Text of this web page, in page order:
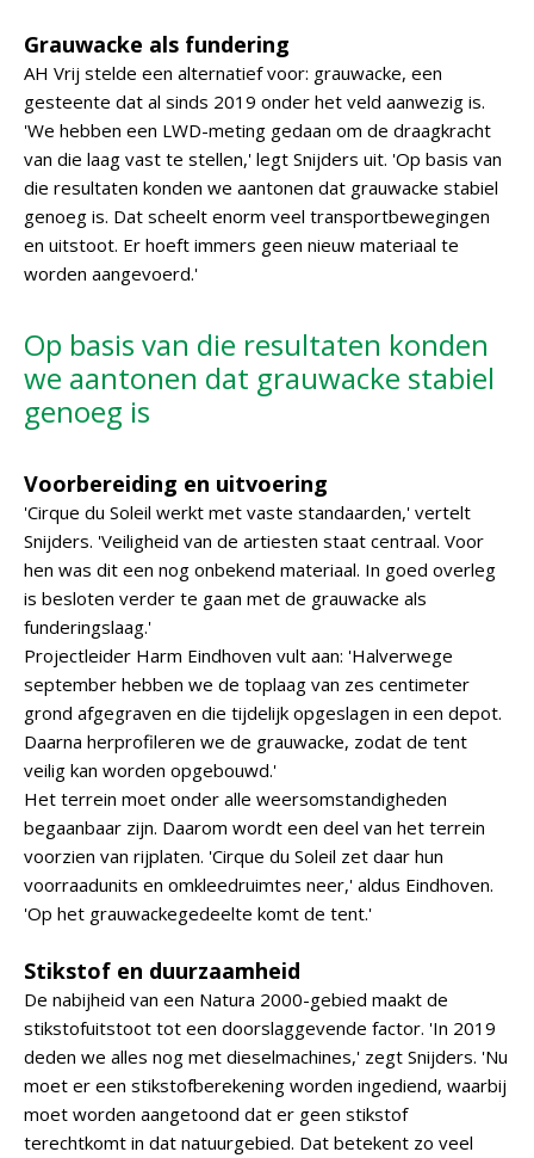
Grauwacke als fundering
AH Vrij stelde een alternatief voor: grauwacke, een
gesteente dat al sinds 2019 onder het veld aanwezig is.
'We hebben een LWD-meting gedaan om de draagkracht
van die laag vast te stellen,' legt Snijders uit. 'Op basis van
die resultaten konden we aantonen dat grauwacke stabiel
genoeg is. Dat scheelt enorm veel transportbewegingen
en uitstoot. Er hoeft immers geen nieuw materiaal te
worden aangevoerd.'
Op basis van die resultaten konden
we aantonen dat grauwacke stabiel
genoeg is
Voorbereiding en uitvoering
'Cirque du Soleil werkt met vaste standaarden,' vertelt
Snijders. 'Veiligheid van de artiesten staat centraal. Voor
hen was dit een nog onbekend materiaal. In goed overleg
is besloten verder te gaan met de grauwacke als
funderingslaag.'
Projectleider Harm Eindhoven vult aan: 'Halverwege
september hebben we de toplaag van zes centimeter
grond afgegraven en die tijdelijk opgeslagen in een depot.
Daarna herprofileren we de grauwacke, zodat de tent
veilig kan worden opgebouwd.'
Het terrein moet onder alle weersomstandigheden
begaanbaar zijn. Daarom wordt een deel van het terrein
voorzien van rijplaten. 'Cirque du Soleil zet daar hun
voorraadunits en omkleedruimtes neer,' aldus Eindhoven.
'Op het grauwackegedeelte komt de tent.'
Stikstof en duurzaamheid
De nabijheid van een Natura 2000-gebied maakt de
stikstofuitstoot tot een doorslaggevende factor. 'In 2019
deden we alles nog met dieselmachines,' zegt Snijders. 'Nu
moet er een stikstofberekening worden ingediend, waarbij
moet worden aangetoond dat er geen stikstof
terechtkomt in dat natuurgebied. Dat betekent zo veel